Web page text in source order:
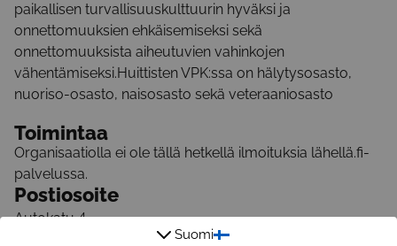
paikallisen turvallisuuskulttuurin hyväksi ja
onnettomuuksien ehkäisemiseksi sekä
onnettomuuksista aiheutuvien vahinkojen
vähentämiseksi.Huittisten VPK:ssa on hälytysosasto,
nuoriso-osasto, naisosasto sekä veteraaniosasto
Toimintaa
Organisaatiolla ei ole tällä hetkellä ilmoituksia lähellä.fi-
palvelussa.
Postiosoite
Autokatu 4
Suomi